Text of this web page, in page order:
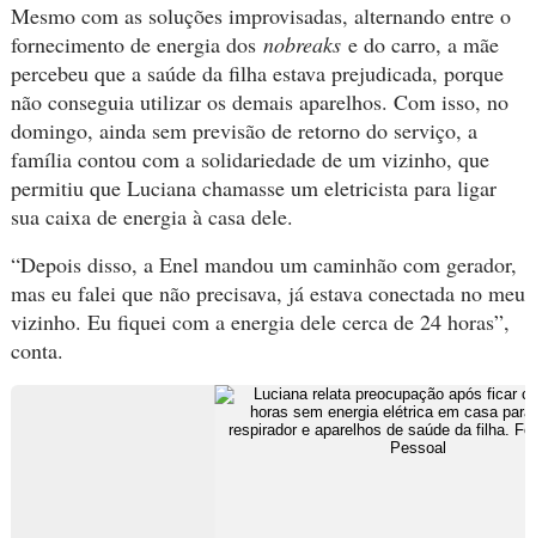
Mesmo com as soluções improvisadas, alternando entre o
fornecimento de energia dos nobreakse do carro, a mãe
percebeu que a saúde da filha estava prejudicada, porque
não conseguia utilizar os demais aparelhos. Com isso, no
domingo, ainda sem previsão de retorno do serviço, a
família contou com a solidariedade de um vizinho, que
permitiu que Luciana chamasse um eletricista para ligar
sua caixa de energia à casa dele.
“Depois disso, a Enel mandou um caminhão com gerador,
mas eu falei que não precisava, já estava conectada no meu
vizinho. Eu fiquei com a energia dele cerca de 24 horas”,
conta.